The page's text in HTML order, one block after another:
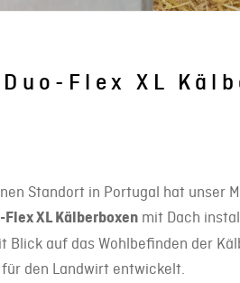
Flex XL
Standort in Portugal hat unser
XL Kälberboxen mit Dach
Blick auf das Wohlbefinden der
den Landwirt entwickelt.